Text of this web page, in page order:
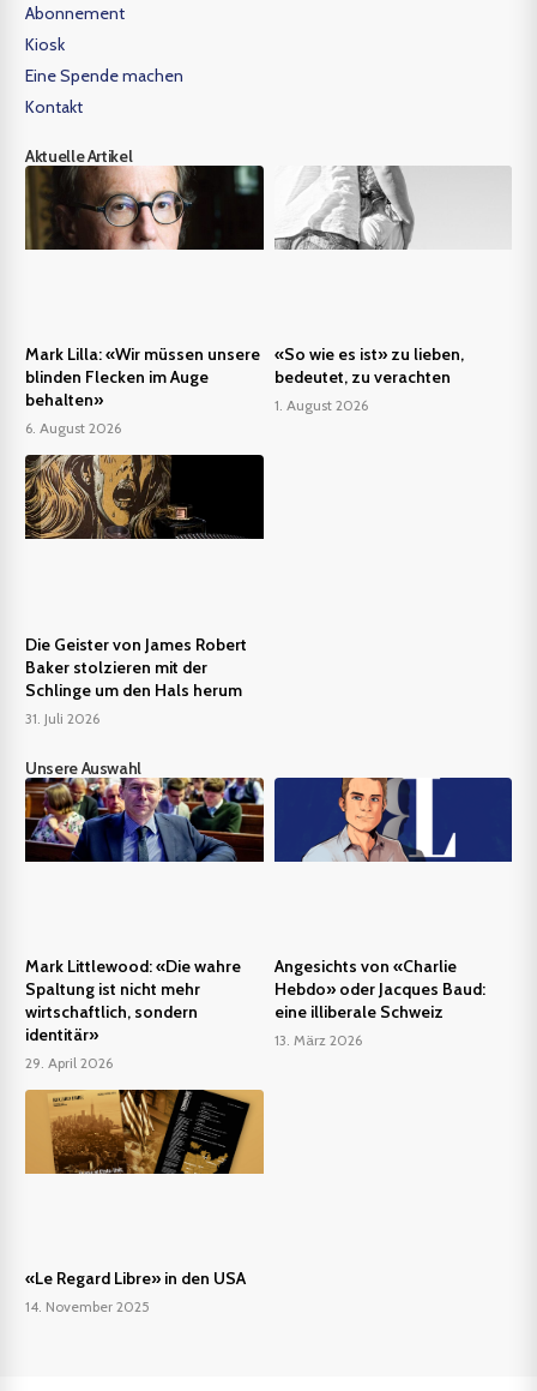
Abonnement
Kiosk
Eine Spende machen
Kontakt
Aktuelle Artikel
Mark Lilla: «Wir müssen unsere
blinden Flecken im Auge
behalten»
6. August 2026
«So wie es ist» zu lieben,
bedeutet, zu verachten
1. August 2026
Die Geister von James Robert
Baker stolzieren mit der
Schlinge um den Hals herum
31. Juli 2026
Unsere Auswahl
Mark Littlewood: «Die wahre
Spaltung ist nicht mehr
wirtschaftlich, sondern
identitär»
29. April 2026
Angesichts von «Charlie
Hebdo» oder Jacques Baud:
eine illiberale Schweiz
13. März 2026
«Le Regard Libre» in den USA
14. November 2025